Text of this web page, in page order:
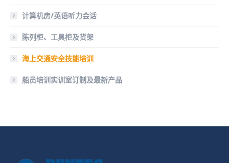
计算机房/英语听力会话
陈列柜、工具柜及货架
海上交通安全技能培训
船员培训实训室订制及最新产品